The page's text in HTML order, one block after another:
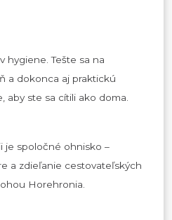
hygiene. Tešte sa na
a dokonca aj praktickú
aby ste sa cítili ako doma.
je spoločné ohnisko –
a zdieľanie cestovateľských
Horehronia.